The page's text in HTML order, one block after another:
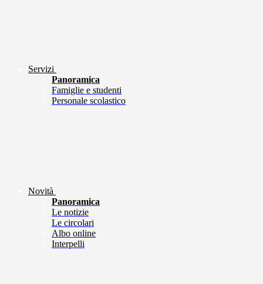
Servizi
Panoramica
Famiglie e studenti
Personale scolastico
Novità
Panoramica
Le notizie
Le circolari
Albo online
Interpelli